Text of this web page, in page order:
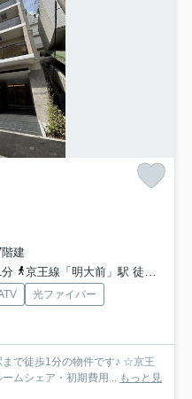
建
京王線「明大前」駅 徒歩11分
光ファイバー
で徒歩1分の物件です♪ ☆京王
ムシェア・初期費用... もっと見